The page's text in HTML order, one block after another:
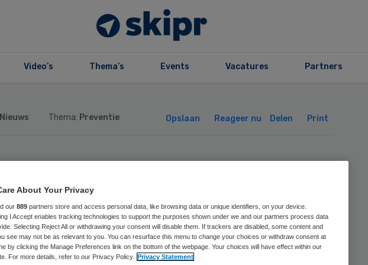
Video’s Thema’s Events Vacatures Partners
Nieuws Thema: Preventie Opslaan Reageer nu Delen Print
lid Marc Bonten
binnenkort
OMT
About Your Privacy
our 889 partners store and access personal data, like browsing data or unique identifiers, on your device.
I Accept enables tracking technologies to support the purposes shown under we and our partners process data
Selecting Reject All or withdrawing your consent will disable them. If trackers are disabled, some content and
see may not be as relevant to you. You can resurface this menu to change your choices or withdraw consent at
by clicking the Manage Preferences link on the bottom of the webpage. Your choices will have effect within our
For more details, refer to our Privacy Policy. Privacy Statement